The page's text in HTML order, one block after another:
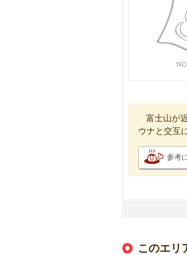
富士山が
ウナと交互
参考
このエリ